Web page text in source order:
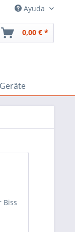
Ayuda
0,00 € *
Geräte
Biss